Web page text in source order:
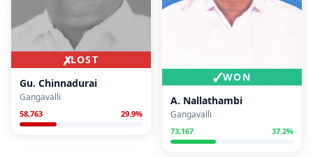
✗LOST
Gu. Chinnadurai
Gangavalli
58,763 29.9%
✓WON
A. Nallathambi
Gangavalli
73,167 37.2%